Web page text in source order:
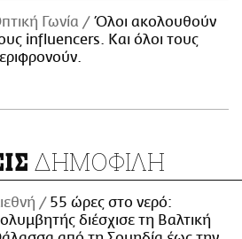
Γωνία
Όλοι ακολουθούν
influencers. Και όλοι τους
ΔΗΜΟΦΙΛΗ
55 ώρες στο νερό:
διέσχισε τη Βαλτική